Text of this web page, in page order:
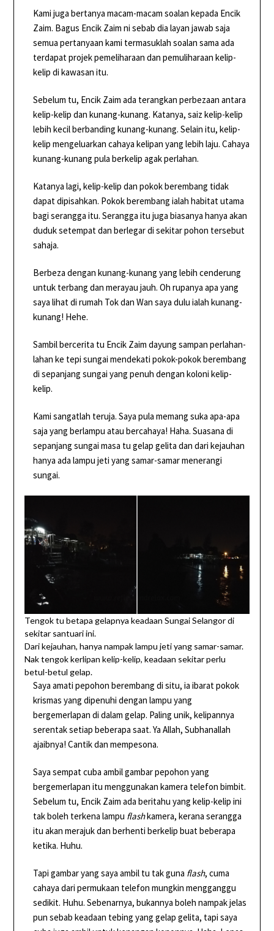
Kami juga bertanya macam-macam soalan kepada Encik
Zaim. Bagus Encik Zaim ni sebab dia layan jawab saja
semua pertanyaan kami termasuklah soalan sama ada
terdapat projek pemeliharaan dan pemuliharaan kelip-
kelip di kawasan itu.
Sebelum tu, Encik Zaim ada terangkan perbezaan antara
kelip-kelip dan kunang-kunang. Katanya, saiz kelip-kelip
lebih kecil berbanding kunang-kunang. Selain itu, kelip-
kelip mengeluarkan cahaya kelipan yang lebih laju. Cahaya
kunang-kunang pula berkelip agak perlahan.
Katanya lagi, kelip-kelip dan pokok berembang tidak
dapat dipisahkan. Pokok berembang ialah habitat utama
bagi serangga itu. Serangga itu juga biasanya hanya akan
duduk setempat dan berlegar di sekitar pohon tersebut
sahaja.
Berbeza dengan kunang-kunang yang lebih cenderung
untuk terbang dan merayau jauh. Oh rupanya apa yang
saya lihat di rumah Tok dan Wan saya dulu ialah kunang-
kunang! Hehe.
Sambil bercerita tu Encik Zaim dayung sampan perlahan-
lahan ke tepi sungai mendekati pokok-pokok berembang
di sepanjang sungai yang penuh dengan koloni kelip-
kelip.
Kami sangatlah teruja. Saya pula memang suka apa-apa
saja yang berlampu atau bercahaya! Haha. Suasana di
sepanjang sungai masa tu gelap gelita dan dari kejauhan
hanya ada lampu jeti yang samar-samar menerangi
sungai.
Tengok tu betapa gelapnya keadaan Sungai Selangor di
sekitar santuari ini.
Dari kejauhan, hanya nampak lampu jeti yang samar-samar.
Nak tengok kerlipan kelip-kelip, keadaan sekitar perlu
betul-betul gelap.
Saya amati pepohon berembang di situ, ia ibarat pokok
krismas yang dipenuhi dengan lampu yang
bergemerlapan di dalam gelap. Paling unik, kelipannya
serentak setiap beberapa saat. Ya Allah, Subhanallah
ajaibnya! Cantik dan mempesona.
Saya sempat cuba ambil gambar pepohon yang
bergemerlapan itu menggunakan kamera telefon bimbit.
Sebelum tu, Encik Zaim ada beritahu yang kelip-kelip ini
tak boleh terkena lampu flashkamera, kerana serangga
itu akan merajuk dan berhenti berkelip buat beberapa
ketika. Huhu.
Tapi gambar yang saya ambil tu tak guna flash, cuma
cahaya dari permukaan telefon mungkin mengganggu
sedikit. Huhu. Sebenarnya, bukannya boleh nampak jelas
pun sebab keadaan tebing yang gelap gelita, tapi saya